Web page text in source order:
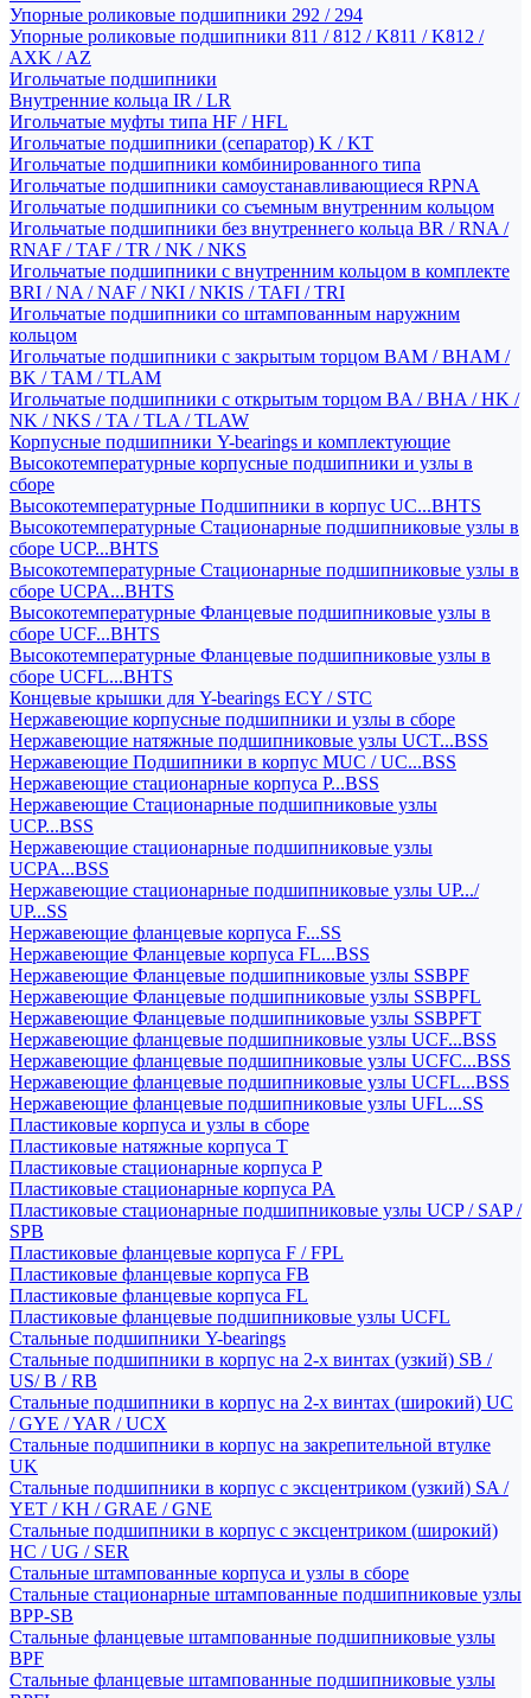
Упорные роликовые подшипники 292 / 294
Упорные роликовые подшипники 811 / 812 / K811 / K812 /
AXK / AZ
Игольчатые подшипники
Внутренние кольца IR / LR
Игольчатые муфты типа HF / HFL
Игольчатые подшипники (сепаратор) K / KT
Игольчатые подшипники комбинированного типа
Игольчатые подшипники самоустанавливающиеся RPNA
Игольчатые подшипники со съемным внутренним кольцом
Игольчатые подшипники без внутреннего кольца BR / RNA /
RNAF / TAF / TR / NK / NKS
Игольчатые подшипники с внутренним кольцом в комплекте
BRI / NA / NAF / NKI / NKIS / TAFI / TRI
Игольчатые подшипники со штампованным наружним
кольцом
Игольчатые подшипники с закрытым торцом BAM / BHAM /
BK / TAM / TLAM
Игольчатые подшипники с открытым торцом BA / BHA / HK /
NK / NKS / TA / TLA / TLAW
Корпусные подшипники Y-bearings и комплектующие
Высокотемпературные корпусные подшипники и узлы в
сборе
Высокотемпературные Подшипники в корпус UC...BHTS
Высокотемпературные Стационарные подшипниковые узлы в
сборе UCP...BHTS
Высокотемпературные Стационарные подшипниковые узлы в
сборе UCPA...BHTS
Высокотемпературные Фланцевые подшипниковые узлы в
сборе UCF...BHTS
Высокотемпературные Фланцевые подшипниковые узлы в
сборе UCFL...BHTS
Концевые крышки для Y-bearings ECY / STC
Нержавеющие корпусные подшипники и узлы в сборе
Нержавеющие натяжные подшипниковые узлы UCT...BSS
Нержавеющие Подшипники в корпус MUC / UC...BSS
Нержавеющие стационарные корпуса P...BSS
Нержавеющие Стационарные подшипниковые узлы
UCP...BSS
Нержавеющие стационарные подшипниковые узлы
UCPA...BSS
Нержавеющие стационарные подшипниковые узлы UP.../
UP...SS
Нержавеющие фланцевые корпуса F...SS
Нержавеющие Фланцевые корпуса FL...BSS
Нержавеющие Фланцевые подшипниковые узлы SSBPF
Нержавеющие Фланцевые подшипниковые узлы SSBPFL
Нержавеющие Фланцевые подшипниковые узлы SSBPFT
Нержавеющие фланцевые подшипниковые узлы UCF...BSS
Нержавеющие фланцевые подшипниковые узлы UCFC...BSS
Нержавеющие фланцевые подшипниковые узлы UCFL...BSS
Нержавеющие фланцевые подшипниковые узлы UFL...SS
Пластиковые корпуса и узлы в сборе
Пластиковые натяжные корпуса T
Пластиковые стационарные корпуса P
Пластиковые стационарные корпуса PA
Пластиковые стационарные подшипниковые узлы UCP / SAP /
SPB
Пластиковые фланцевые корпуса F / FPL
Пластиковые фланцевые корпуса FB
Пластиковые фланцевые корпуса FL
Пластиковые фланцевые подшипниковые узлы UCFL
Стальные подшипники Y-bearings
Стальные подшипники в корпус на 2-х винтах (узкий) SB /
US/ B / RB
Стальные подшипники в корпус на 2-х винтах (широкий) UC
/ GYE / YAR / UCX
Стальные подшипники в корпус на закрепительной втулке
UK
Стальные подшипники в корпус с эксцентриком (узкий) SA /
YET / KH / GRAE / GNE
Стальные подшипники в корпус с эксцентриком (широкий)
HC / UG / SER
Стальные штампованные корпуса и узлы в сборе
Стальные стационарные штампованные подшипниковые узлы
BPP-SB
Стальные фланцевые штампованные подшипниковые узлы
BPF
Стальные фланцевые штампованные подшипниковые узлы